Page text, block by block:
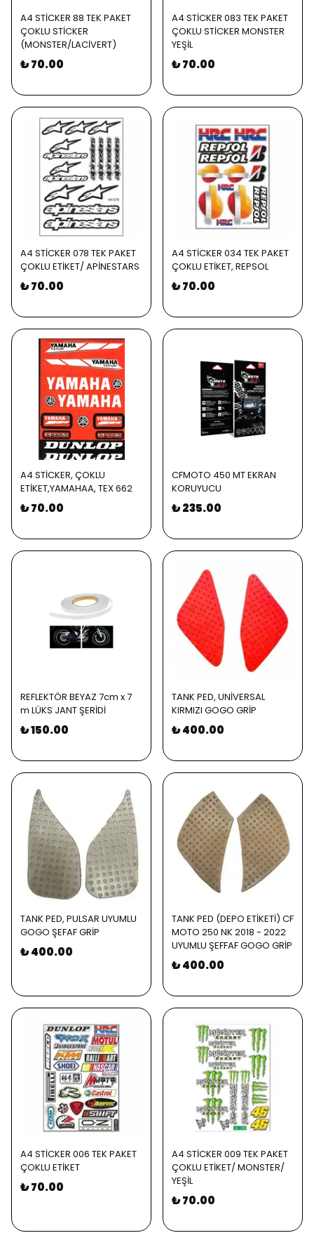
A4 STİCKER 88 TEK PAKET
ÇOKLU STİCKER
(MONSTER/LACİVERT)
₺ 70.00
A4 STİCKER 083 TEK PAKET
ÇOKLU STİCKER MONSTER
YEŞİL
₺ 70.00
A4 STİCKER 078 TEK PAKET
ÇOKLU ETİKET/ APİNESTARS
₺ 70.00
A4 STİCKER 034 TEK PAKET
ÇOKLU ETİKET, REPSOL
₺ 70.00
A4 STİCKER, ÇOKLU
ETİKET,YAMAHAA, TEX 662
₺ 70.00
CFMOTO 450 MT EKRAN
KORUYUCU
₺ 235.00
REFLEKTÖR BEYAZ 7cm x 7
m LÜKS JANT ŞERİDİ
₺ 150.00
TANK PED, UNİVERSAL
KIRMIZI GOGO GRİP
₺ 400.00
TANK PED, PULSAR UYUMLU
GOGO ŞEFAF GRİP
₺ 400.00
TANK PED (DEPO ETİKETİ) CF
MOTO 250 NK 2018 - 2022
UYUMLU ŞEFFAF GOGO GRİP
₺ 400.00
A4 STİCKER 006 TEK PAKET
ÇOKLU ETİKET
₺ 70.00
A4 STİCKER 009 TEK PAKET
ÇOKLU ETİKET/ MONSTER/
YEŞİL
₺ 70.00